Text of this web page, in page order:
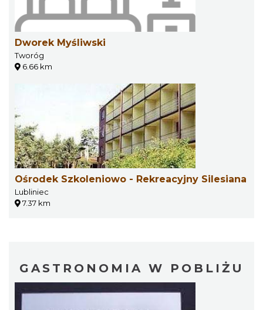
Dworek Myśliwski
Tworóg
6.66 km
Ośrodek Szkoleniowo - Rekreacyjny Silesiana
Lubliniec
7.37 km
GASTRONOMIA W POBLIŻU